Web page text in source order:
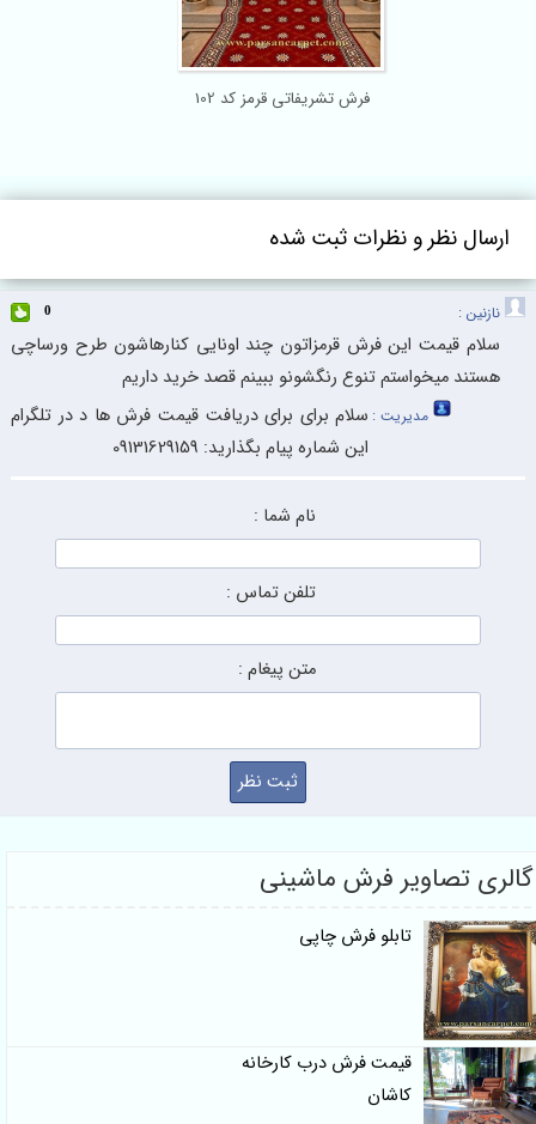
فرش تشریفاتی قرمز کد 102
ارسال نظر و نظرات ثبت شده
نازنین : 0
سلام قیمت این فرش قرمزاتون چند اونایی کنارهاشون طرح ورساچی
هستند میخواستم تنوع رنگشونو ببینم قصد خرید داریم
مدیریت : سلام برای برای دریافت قیمت فرش ها د در تلگرام
این شماره پیام بگذارید: 09131629159
نام شما :
تلفن تماس :
متن پیغام :
گالری تصاویر فرش ماشینی
تابلو فرش چاپی
قیمت فرش درب کارخانه
کاشان